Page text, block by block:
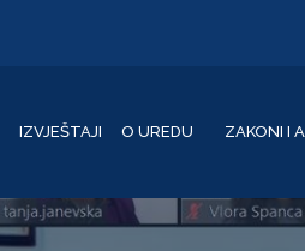
IZVJEŠTAJI O UREDU ZAKONI I